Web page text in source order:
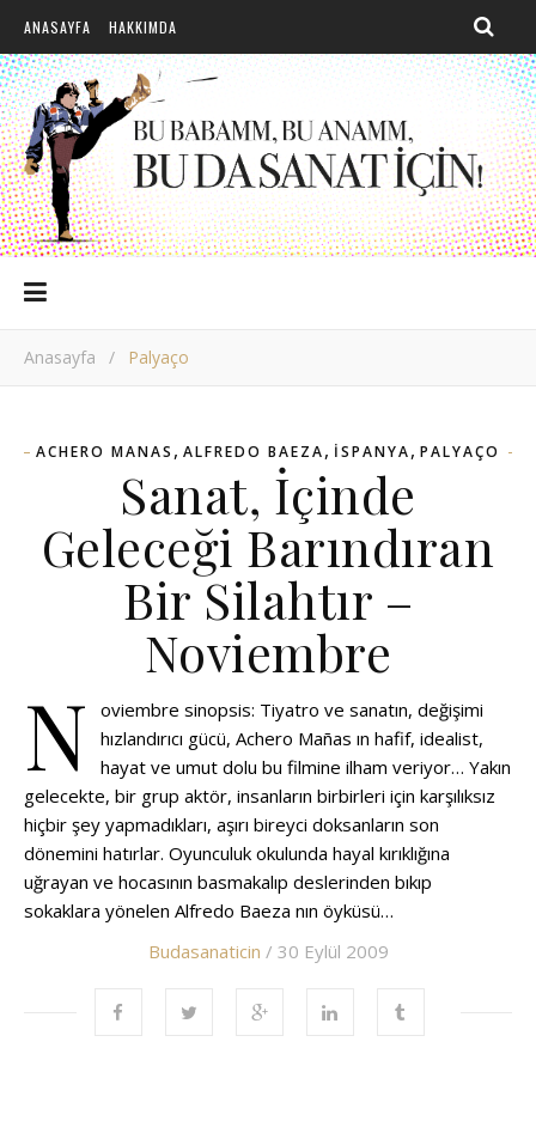
ANASAYFA HAKKIMDA
Anasayfa / Palyaço
ACHERO MANAS , ALFREDO BAEZA, İSPANYA, PALYAÇO
Sanat, İçinde
Geleceği Barındıran
Bir Silahtır –
Noviembre
N
oviembre sinopsis: Tiyatro ve sanatın, değişimi
hızlandırıcı gücü, Achero Mañas ın hafif, idealist,
hayat ve umut dolu bu filmine ilham veriyor… Yakın
gelecekte, bir grup aktör, insanların birbirleri için karşılıksız
hiçbir şey yapmadıkları, aşırı bireyci doksanların son
dönemini hatırlar. Oyunculuk okulunda hayal kırıklığına
uğrayan ve hocasının basmakalıp deslerinden bıkıp
sokaklara yönelen Alfredo Baeza nın öyküsü…
Budasanaticin / 30 Eylül 2009